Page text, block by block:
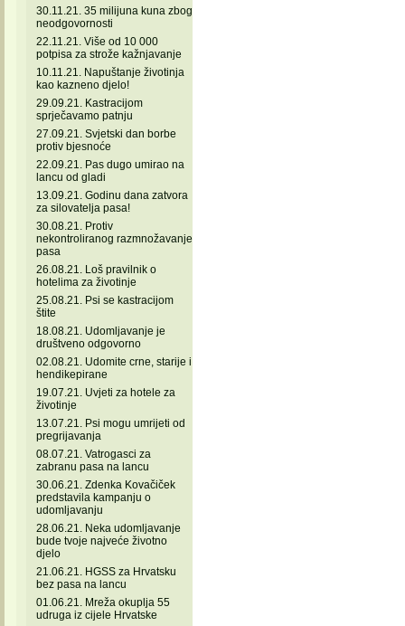
30.11.21. 35 milijuna kuna zbog
neodgovornosti
22.11.21. Više od 10 000
potpisa za strože kažnjavanje
10.11.21. Napuštanje životinja
kao kazneno djelo!
29.09.21. Kastracijom
sprječavamo patnju
27.09.21. Svjetski dan borbe
protiv bjesnoće
22.09.21. Pas dugo umirao na
lancu od gladi
13.09.21. Godinu dana zatvora
za silovatelja pasa!
30.08.21. Protiv
nekontroliranog razmnožavanje
pasa
26.08.21. Loš pravilnik o
hotelima za životinje
25.08.21. Psi se kastracijom
štite
18.08.21. Udomljavanje je
društveno odgovorno
02.08.21. Udomite crne, starije i
hendikepirane
19.07.21. Uvjeti za hotele za
životinje
13.07.21. Psi mogu umrijeti od
pregrijavanja
08.07.21. Vatrogasci za
zabranu pasa na lancu
30.06.21. Zdenka Kovačiček
predstavila kampanju o
udomljavanju
28.06.21. Neka udomljavanje
bude tvoje najveće životno
djelo
21.06.21. HGSS za Hrvatsku
bez pasa na lancu
01.06.21. Mreža okuplja 55
udruga iz cijele Hrvatske